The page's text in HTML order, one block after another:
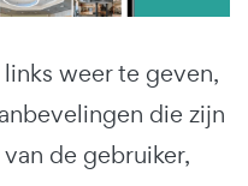
weer te geven,
die zijn
de gebruiker,